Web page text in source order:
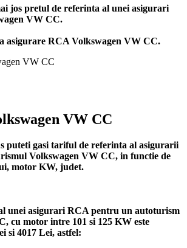
jos pretul de referinta al unei asigurari
VW CC.
asigurare RCA Volkswagen VW CC.
VW CC
puteti gasi tariful de referinta al asigurarii
Volkswagen VW CC, in functie de
motor KW, judet.
unei asigurari RCA pentru un autoturism
cu motor intre 101 si 125 KW este
si 4017 Lei, astfel: